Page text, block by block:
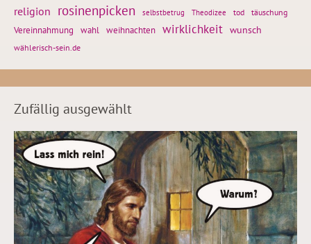
religion rosinenpicken selbstbetrug Theodizee tod täuschung
Vereinnahmung wahl weihnachten wirklichkeit wunsch
wählerisch-sein.de
Zufällig ausgewählt